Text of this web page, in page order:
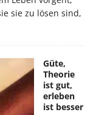
sie zu lösen sind,
Güte,
Theorie
ist gut,
erleben
ist besser